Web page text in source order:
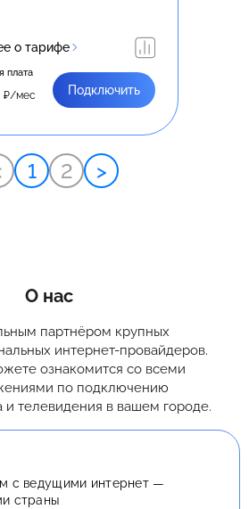
о тарифе
плата
₽/мес Подключить
1 2 >
О нас
партнёром крупных
интернет-провайдеров.
ознакомится со всеми
по подключению
телевидения в вашем городе.
с ведущими интернет —
страны